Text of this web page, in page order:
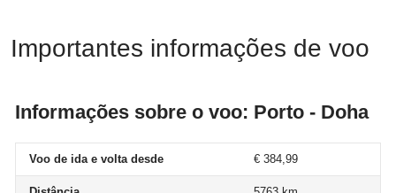
Importantes informações de voo
Informações sobre o voo: Porto - Doha
Voo de ida e volta desde € 384,99